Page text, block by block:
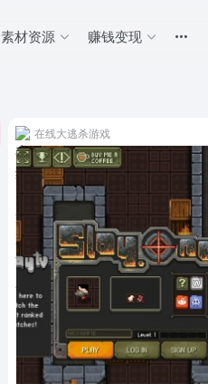
素材资源 赚钱变现
在线大逃杀游戏